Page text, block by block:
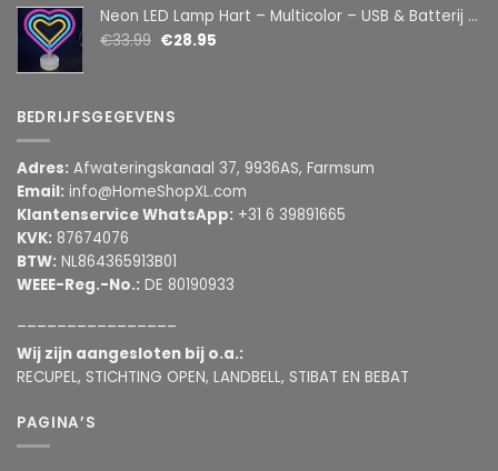
Neon LED Lamp Hart – Multicolor – USB & Batterij – Hartvormige Sfeerlamp – Kinderkamer & Slaapkamer – 25,2 x 23 cm
€33.99 €28.95
BEDRIJFSGEGEVENS
Adres: Afwateringskanaal 37, 9936AS, Farmsum
Email: info@HomeShopXL.com
Klantenservice WhatsApp: +31 6 39891665
KVK: 87674076
BTW: NL864365913B01
WEEE-Reg.-No.: DE 80190933
Wij zijn aangesloten bij o.a.:
RECUPEL, STICHTING OPEN, LANDBELL, STIBAT EN BEBAT
PAGINA’S